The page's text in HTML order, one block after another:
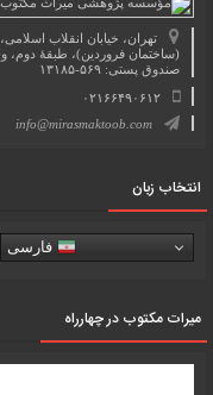
صندوق پستی: ۵۶۹-۱۳۱۸۵
۰۲۱۶۶۴۹۰۶۱۲
info@mirasmaktoob.com
انتخاب زبان
فارسی
میرات مکتوب در چهارراه